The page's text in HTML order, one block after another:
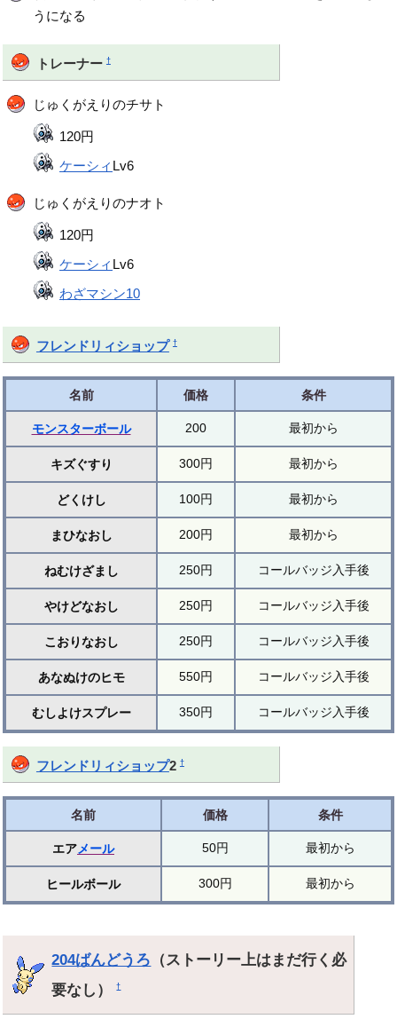
うになる
トレーナー †
じゅくがえりのチサト
120円
ケーシィ Lv6
じゅくがえりのナオト
120円
ケーシィ Lv6
わざマシン10
フレンドリィショップ †
名前 価格 条件
モンスターボール 200 最初から
キズぐすり 300円 最初から
どくけし 100円 最初から
まひなおし 200円 最初から
ねむけざまし 250円 コールバッジ入手後
やけどなおし 250円 コールバッジ入手後
こおりなおし 250円 コールバッジ入手後
あなぬけのヒモ 550円 コールバッジ入手後
むしよけスプレー 350円 コールバッジ入手後
フレンドリィショップ2 †
名前 価格 条件
エアメール 50円 最初から
ヒールボール 300円 最初から
204ばんどうろ （ストーリー上はまだ行く必
要なし）†